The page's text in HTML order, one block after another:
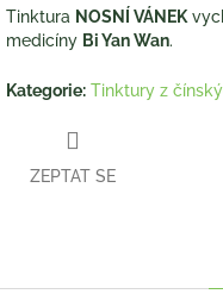
Tinktura NOSNÍ VÁNEK
medicíny Bi Yan Wan.
Kategorie: Tinktury z
ZEPTAT SE